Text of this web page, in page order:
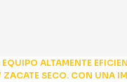
ALTAMENTE
SECO. CON UNA